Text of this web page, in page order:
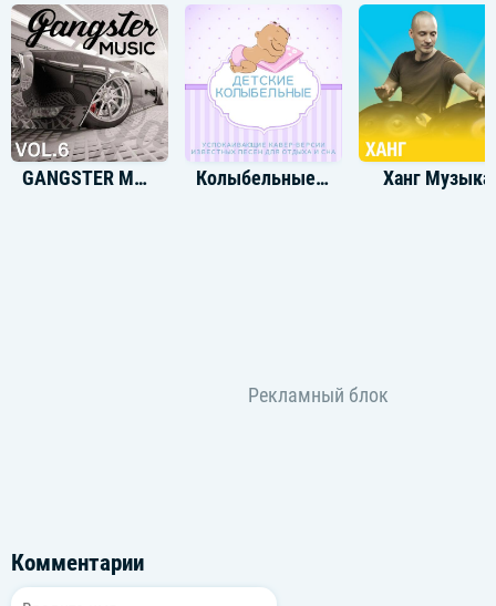
GANGSTER MUSIC, Vol. 6 Колыбельные треки Ханг Музыка
Комментарии